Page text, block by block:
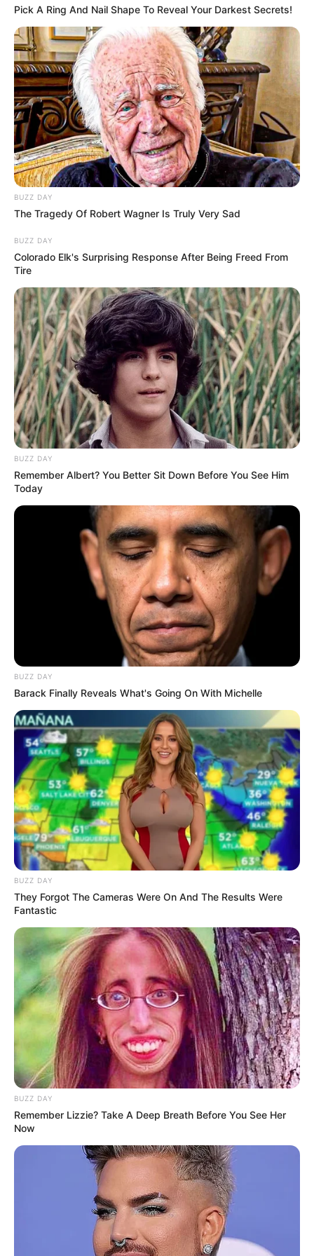
LIHAT ARTIKEL LAINNYA
Anya Geraldine Rod Wave
XXXTentacion Infinite
Yechan Xikers Yujun Xikers
TULIS KOMENTAR
Alamat email Anda tidak akan dipublikasikan. Ruas yang wajib ditandai*
Pick A Ring And Nail Shape To Reveal Your Darkest Secrets!
BUZZ DAY
The Tragedy Of Robert Wagner Is Truly Very Sad
BUZZ DAY
Colorado Elk's Surprising Response After Being Freed From
Tire
BUZZ DAY
Remember Albert? You Better Sit Down Before You See Him
Today
BUZZ DAY
Barack Finally Reveals What's Going On With Michelle
BUZZ DAY
They Forgot The Cameras Were On And The Results Were
Fantastic
BUZZ DAY
Remember Lizzie? Take A Deep Breath Before You See Her
Now